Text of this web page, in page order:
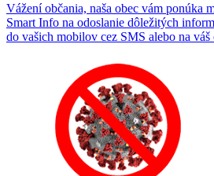
Vážení občania, naša obec vám ponúka
Smart Info na odoslanie dôležitých
do vašich mobilov cez SMS alebo na váš